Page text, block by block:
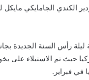
يخت الملياردير الكندي الجامايكي
رأس السنة الجديدة
في تركيا حيث تم الاستيلاء على
في فبراير.